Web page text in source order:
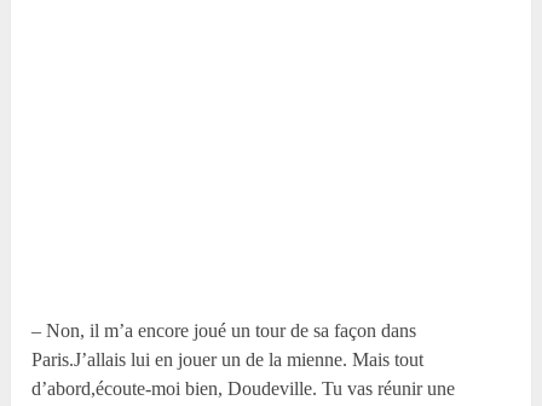
– Non, il m’a encore joué un tour de sa façon dans
Paris.J’allais lui en jouer un de la mienne. Mais tout
d’abord,écoute-moi bien, Doudeville. Tu vas réunir une